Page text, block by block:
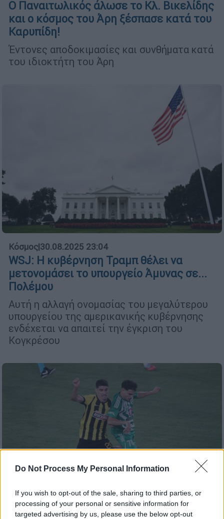
Do Not Process My Personal Information
If you wish to opt-out of the sale, sharing to third parties, or
processing of your personal or sensitive information for
targeted advertising by us, please use the below opt-out
Ο Παναιτωλικός άλωσε το Κλ. Βικελίδης
και ο κόσμος του Άρη ξέσπασε κατά του
Καρυπίδη!
Έντονες αποδοκιμασίες και συνθήματα κατά
του ιδιοκτήτη του Άρη
Κόσμος|30.08.2025 23:04
WSJ: Η κυβέρνηση Τραμπ θέλει να
μετονομάσει το υπουργείο Άμυνας σε...
Πολέμου
Αυτή η αλλαγή ονομασίας του μεγαλύτερου
υπουργείου της αμερικανικής κυβέρνησης
ενδέχεται να απαιτεί την έγκριση του
Κογκρέσου